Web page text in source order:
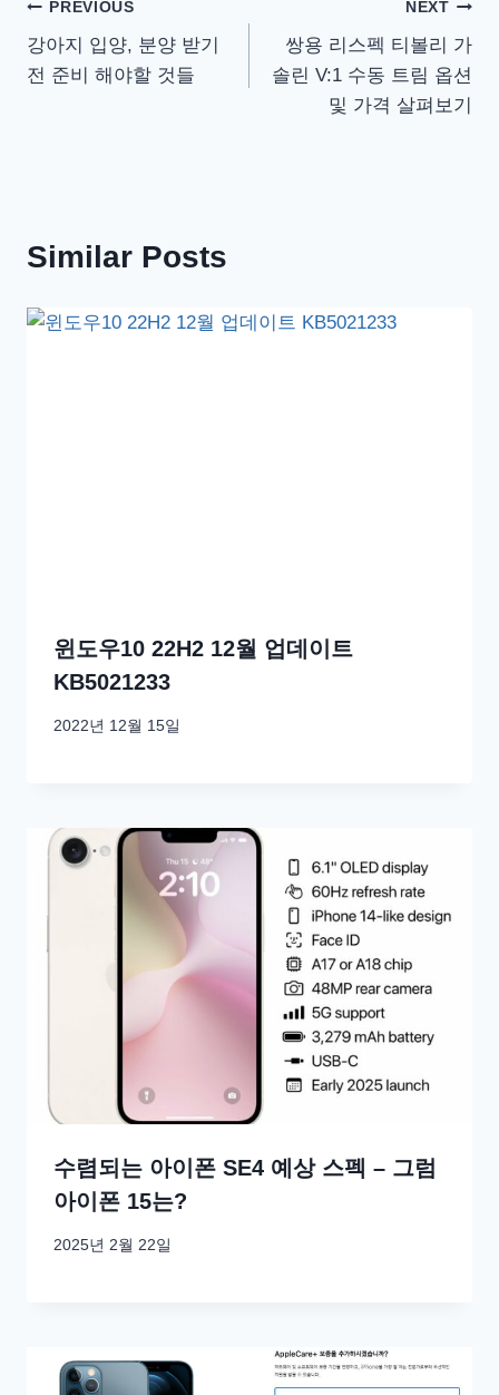
글
탐
PREVIOUS
강아지 입양, 분양 받기
전 준비 해야할 것들
NEXT
쌍용 리스펙 티볼리 가
솔린 V:1 수동 트림 옵션
및 가격 살펴보기
Similar Posts
윈도우10 22H2 12월 업데이트
KB5021233
2022년 12월 15일
수렴되는 아이폰 SE4 예상 스펙 – 그럼
아이폰 15는?
2025년 2월 22일